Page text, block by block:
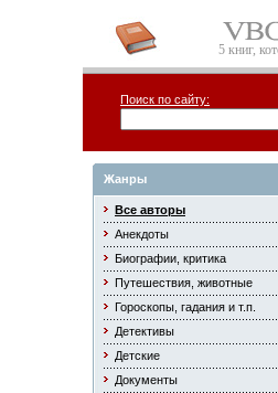
5 книг,
Поиск по сайту:
Жанры
Все авторы
Анекдоты
Биографии, критика
Путешествия, животные
Гороскопы, гадания и т.п.
Детективы
Детские
Документы